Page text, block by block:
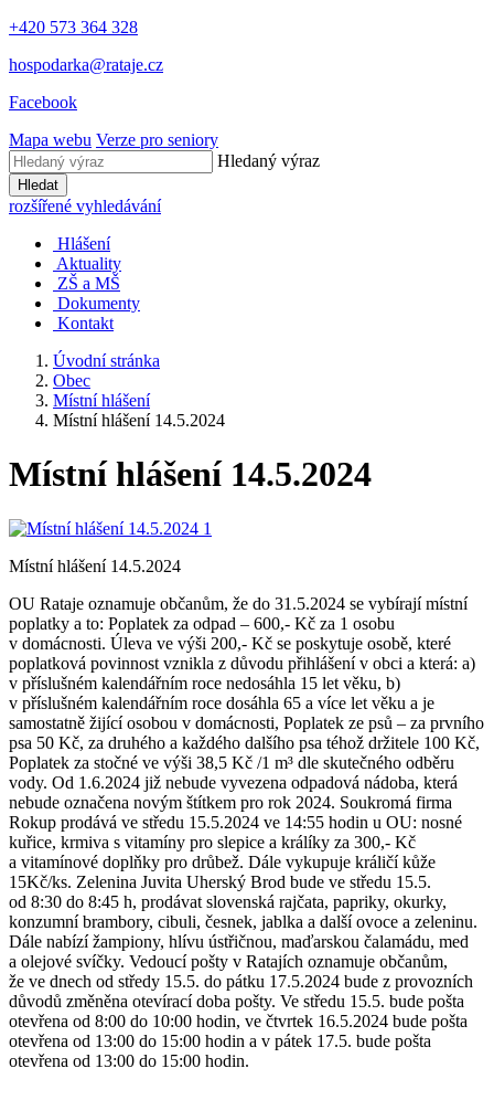
+420 573 364 328
hospodarka@rataje.cz
Facebook
Mapa webu Verze pro seniory
Hledaný výraz
Hledat
rozšířené vyhledávání
Hlášení
Aktuality
ZŠ a MŠ
Dokumenty
Kontakt
Úvodní stránka
Obec
Místní hlášení
Místní hlášení 14.5.2024
Místní hlášení 14.5.2024
Místní hlášení 14.5.2024
OU Rataje oznamuje občanům, že do 31.5.2024 se vybírají místní
poplatky a to: Poplatek za odpad – 600,- Kč za 1 osobu
v domácnosti. Úleva ve výši 200,- Kč se poskytuje osobě, které
poplatková povinnost vznikla z důvodu přihlášení v obci a která: a)
v příslušném kalendářním roce nedosáhla 15 let věku, b)
v příslušném kalendářním roce dosáhla 65 a více let věku a je
samostatně žijící osobou v domácnosti, Poplatek ze psů – za prvního
psa 50 Kč, za druhého a každého dalšího psa téhož držitele 100 Kč,
Poplatek za stočné ve výši 38,5 Kč /1 m³ dle skutečného odběru
vody. Od 1.6.2024 již nebude vyvezena odpadová nádoba, která
nebude označena novým štítkem pro rok 2024. Soukromá firma
Rokup prodává ve středu 15.5.2024 ve 14:55 hodin u OU: nosné
kuřice, krmiva s vitamíny pro slepice a králíky za 300,- Kč
a vitamínové doplňky pro drůbež. Dále vykupuje králičí kůže
15Kč/ks. Zelenina Juvita Uherský Brod bude ve středu 15.5.
od 8:30 do 8:45 h, prodávat slovenská rajčata, papriky, okurky,
konzumní brambory, cibuli, česnek, jablka a další ovoce a zeleninu.
Dále nabízí žampiony, hlívu ústřičnou, maďarskou čalamádu, med
a olejové svíčky. Vedoucí pošty v Ratajích oznamuje občanům,
že ve dnech od středy 15.5. do pátku 17.5.2024 bude z provozních
důvodů změněna otevírací doba pošty. Ve středu 15.5. bude pošta
otevřena od 8:00 do 10:00 hodin, ve čtvrtek 16.5.2024 bude pošta
otevřena od 13:00 do 15:00 hodin a v pátek 17.5. bude pošta
otevřena od 13:00 do 15:00 hodin.